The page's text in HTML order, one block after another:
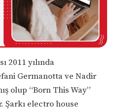
2011 yılında
Germanotta ve Nadir
olup “Born This Way”
electro house